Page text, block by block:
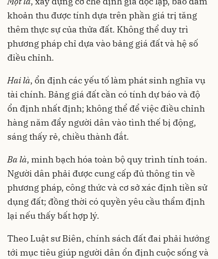
khoản thu được tính dựa trên phần giá trị tăng
thêm thực sự của thửa đất. Không thể duy trì
phương pháp chỉ dựa vào bảng giá đất và hệ số
điều chỉnh.
Hai là, ổn định các yếu tố làm phát sinh nghĩa vụ
tài chính. Bảng giá đất cần có tính dự báo và độ
ổn định nhất định; không thể để việc điều chỉnh
hàng năm đẩy người dân vào tình thế bị động,
sáng thấy rẻ, chiều thành đắt.
Ba là, minh bạch hóa toàn bộ quy trình tính toán.
Người dân phải được cung cấp đủ thông tin về
phương pháp, công thức và cơ sở xác định tiền sử
dụng đất; đồng thời có quyền yêu cầu thẩm định
lại nếu thấy bất hợp lý.
Theo Luật sư Biên, chính sách đất đai phải hướng
tới mục tiêu giúp người dân ổn định cuộc sống và